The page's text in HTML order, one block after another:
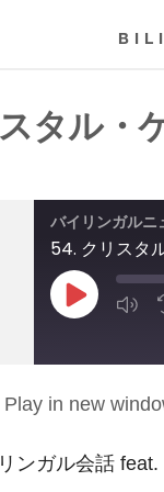
タル・
バイリンガルニ
54. クリスタ
Play
Episode
Play in new
ンガル会話